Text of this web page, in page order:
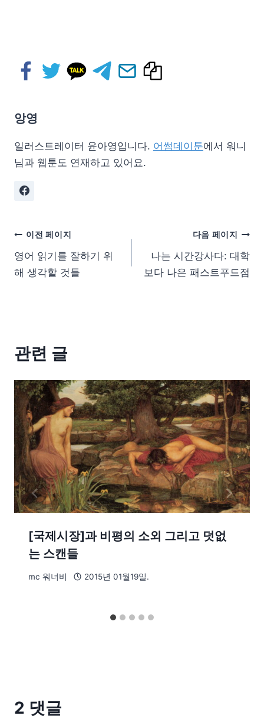
앙영
일러스트레이터 윤아영입니다. 어썸데이툰에서 워니
님과 웹툰도 연재하고 있어요.
이전 페이지
영어 읽기를 잘하기 위
해 생각할 것들
다음 페이지
나는 시간강사다: 대학
보다 나은 패스트푸드점
관련 글
[국제시장]과 비평의 소외 그리고 덧없
는 스캔들
mc 워너비 2015년 01월19일.
2 댓글